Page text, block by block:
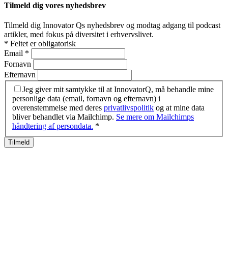
Tilmeld dig vores nyhedsbrev
Tilmeld dig Innovator Qs nyhedsbrev og modtag adgang til podcast
artikler, med fokus på diversitet i erhvervslivet.
* Feltet er obligatorisk
Email *
Fornavn
Efternavn
Jeg giver mit samtykke til at InnovatorQ, må behandle mine
personlige data (email, fornavn og efternavn) i
overenstemmelse med deres privatlivspolitik og at mine data
bliver behandlet via Mailchimp. Se mere om Mailchimps
håndtering af persondata. *